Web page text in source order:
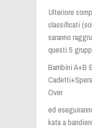
Ulteriore
classificati
saranno
questi 5
Bambini A+B
Over
ed
kata a